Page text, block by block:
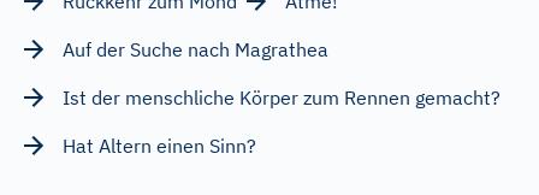
Auf der Suche nach Magrathea
Ist der menschliche Körper zum Rennen gemacht?
Hat Altern einen Sinn?